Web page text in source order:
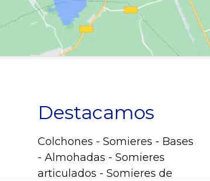
Destacamos
Colchones - Somieres - Bases
- Almohadas - Somieres
articulados - Somieres de